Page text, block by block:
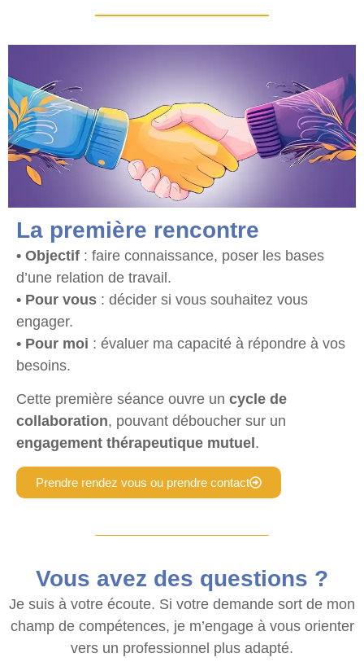
La première rencontre
• Objectif : faire connaissance, poser les bases
d’une relation de travail.
• Pour vous : décider si vous souhaitez vous
engager.
• Pour moi : évaluer ma capacité à répondre à vos
besoins.
Cette première séance ouvre un cycle de
collaboration, pouvant déboucher sur un
engagement thérapeutique mutuel .
Prendre rendez vous ou prendre contact
Vous avez des questions ?
Je suis à votre écoute. Si votre demande sort de mon
champ de compétences, je m’engage à vous orienter
vers un professionnel plus adapté.